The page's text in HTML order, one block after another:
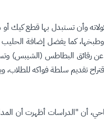
وأن تستبدل بها قطع كيك
كما يفضل إضافة الحليب
عن رقائق البطاطس (الشيبس)
تقديم سلطة فواكه للطلاب،
أن "الدراسات أظهرت أن